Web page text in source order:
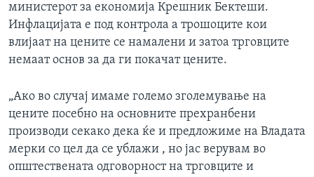
министерот за економија Крешник Бектеши.
Инфлацијата е под контрола а трошоците кои
влијаат на цените се намалени и затоа трговците
немаат основ за да ги покачат цените.
„Ако во случај имаме големо зголемување на
цените посебно на основните прехранбени
производи секако дека ќе и предложиме на Владата
мерки со цел да се ублажи , но јас верувам во
општествената одговорност на трговците и